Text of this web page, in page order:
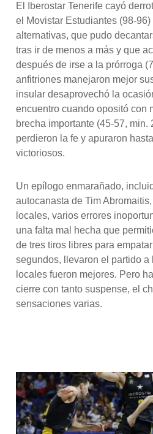
El Iberostar Tenerife cayó
el Movistar Estudiantes (98-
alternativas, que pudo
tras ir de menos a más y que
después de irse a la prórroga
anfitriones manejaron mejor
insular desaprovechó la
encuentro cuando opositó con
brecha importante (45-57, min.
perdieron la fe y apuraron
victoriosos.
Un epílogo enmarañado,
autocanasta de Tim
locales, varios errores
una falta mal hecha que
de tres tiros libres para
segundos, llevaron el partido a
locales fueron mejores. Pero
cierre con tanto suspense, el
sensaciones varias.